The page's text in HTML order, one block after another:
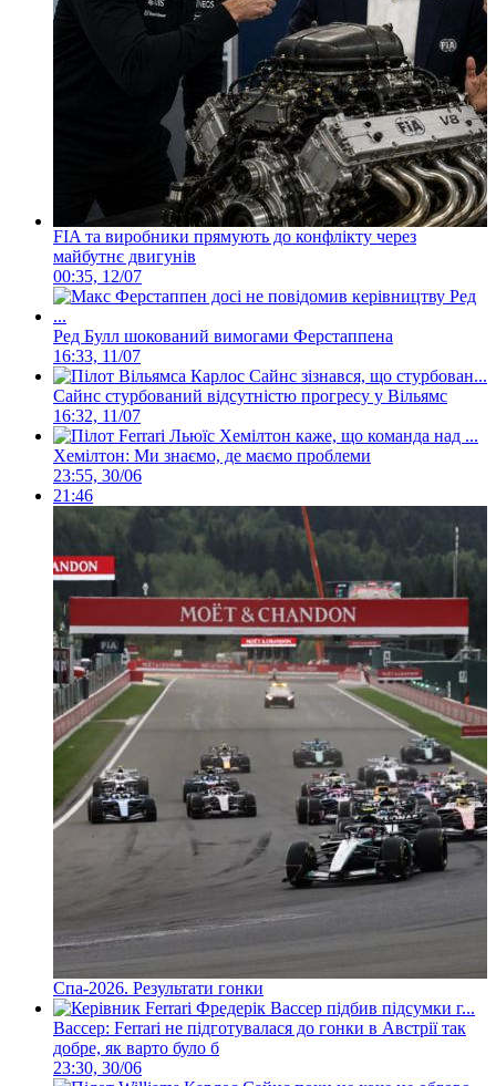
FIA та виробники прямують до конфлікту через
майбутнє двигунів
00:35, 12/07
Ред Булл шокований вимогами Ферстаппена
16:33, 11/07
Сайнс стурбований відсутністю прогресу у Вільямс
16:32, 11/07
Хемілтон: Ми знаємо, де маємо проблеми
23:55, 30/06
21:46
Спа-2026. Результати гонки
Вассер: Ferrari не підготувалася до гонки в Австрії так
добре, як варто було б
23:30, 30/06